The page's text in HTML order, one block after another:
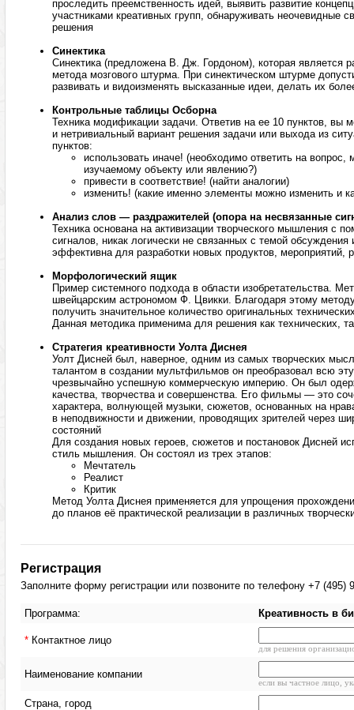
проследить преемственность идей, выявить развитие
участниками креативных групп, обнаруживать неочевидные
решения
Синектика
Синектика (предложена В. Дж. Гордоном), которая является
метода мозгового штурма. При синектическом штурме
развивать и видоизменять высказанные идеи, делать их
Контрольные таблицы Осборна
Техника модификации задачи. Ответив на ее 10 пунктов, вы
и нетривиальный вариант решения задачи или выхода из
пунктов:
использовать иначе! (необходимо ответить на
изучаемому объекту или явлению?)
привести в соответствие! (найти аналогии)
изменить! (какие именно элементы можно изменить и
Анализ слов — раздражителей (опора на несвязанные
Техника основана на активизации творческого мышления с
сигналов, никак логически не связанных с темой
эффективна для разработки новых продуктов, мероприятий,
Морфологический ящик
Пример системного подхода в области изобретательства.
швейцарским астрономом Ф. Цвикки. Благодаря этому
получить значительное количество оригинальных
Данная методика применима для решения как технических,
Стратегия креативности Уолта Диснея
Уолт Дисней был, наверное, одним из самых творческих
талантом в создании мультфильмов он преобразовал всю
чрезвычайно успешную коммерческую империю. Он был
качества, творчества и совершенства. Его фильмы — это
характера, волнующей музыки, сюжетов, основанных на
в неподвижности и движении, проводящих зрителей через
состояний
Для создания новых героев, сюжетов и постановок Дисней
стиль мышления. Он состоял из трех этапов:
Мечтатель
Реалист
Критик
Метод Уолта Диснея применяется для упрощения
до планов её практической реализации в различных
Регистрация
Заполните форму регистрации или позвоните по телефону +7 (495)